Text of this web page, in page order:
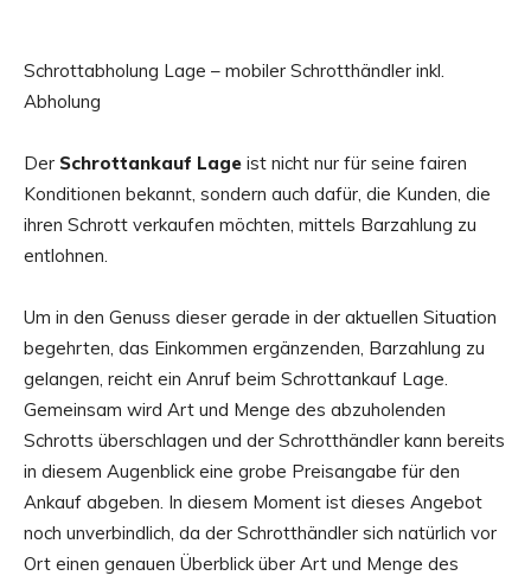
Schrottabholung Lage – mobiler Schrotthändler inkl.
Abholung
Der Schrottankauf Lage ist nicht nur für seine fairen
Konditionen bekannt, sondern auch dafür, die Kunden, die
ihren Schrott verkaufen möchten, mittels Barzahlung zu
entlohnen.
Um in den Genuss dieser gerade in der aktuellen Situation
begehrten, das Einkommen ergänzenden, Barzahlung zu
gelangen, reicht ein Anruf beim Schrottankauf Lage.
Gemeinsam wird Art und Menge des abzuholenden
Schrotts überschlagen und der Schrotthändler kann bereits
in diesem Augenblick eine grobe Preisangabe für den
Ankauf abgeben. In diesem Moment ist dieses Angebot
noch unverbindlich, da der Schrotthändler sich natürlich vor
Ort einen genauen Überblick über Art und Menge des